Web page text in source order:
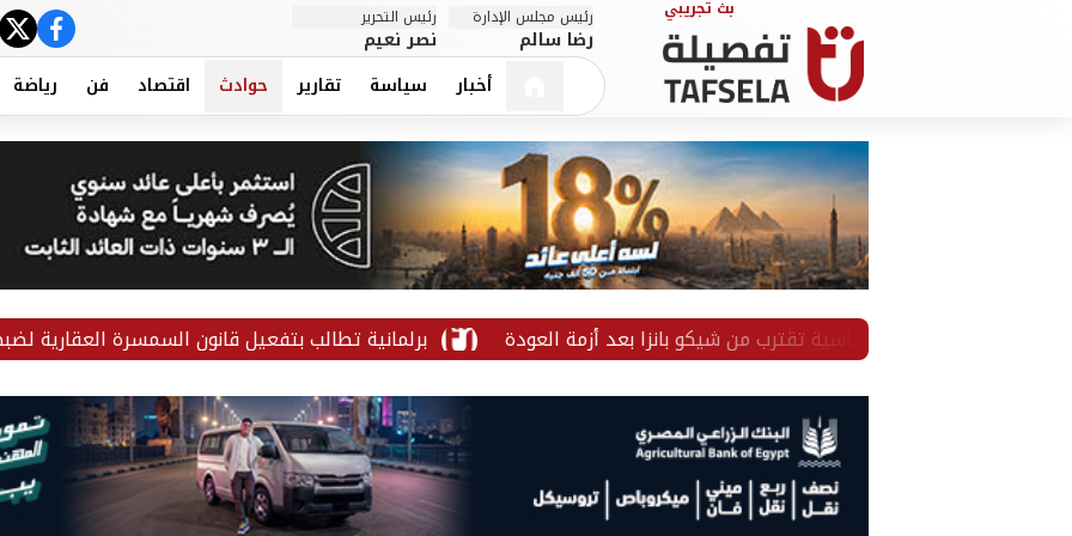
رئيس مجلس الإدارة
رضا سالم
رئيس التحرير
نصر نعيم
أخبار سياسة تقارير حوادث اقتصاد فن رياضة
برلمانية تطالب بتفعيل قانون السمسرة العقارية لضبط خاص.. عقوبة قاسية تقترب من شيكو بانزا بعد أزمة العودة